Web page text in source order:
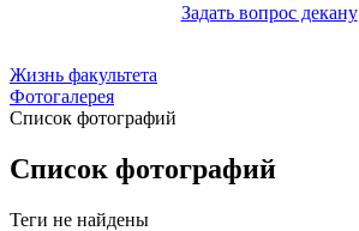
Задать вопрос декану
Жизнь факультета
Фотогалерея
Список фотографий
Список фотографий
Теги не найдены